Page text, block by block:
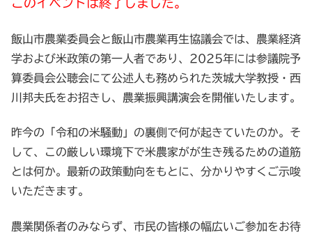
飯山市農業委員会と飯山市農業再生協議会では、農業経済
学および米政策の第一人者であり、2025年には参議院予
算委員会公聴会にて公述人も務められた茨城大学教授・西
川邦夫氏をお招きし、農業振興講演会を開催いたします。
昨今の「令和の米騒動」の裏側で何が起きていたのか。そ
して、この厳しい環境下で米農家がが生き残るための道筋
とは何か。最新の政策動向をもとに、分かりやすくご示唆
いただきます。
農業関係者のみならず、市民の皆様の幅広いご参加をお待